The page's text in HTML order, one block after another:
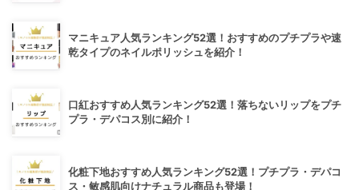
マニキュア人気ランキング52選！おすすめのプチプラや速
乾タイプのネイルポリッシュを紹介！
口紅おすすめ人気ランキング52選！落ちないリップをプチ
プラ・デパコス別に紹介！
化粧下地おすすめ人気ランキング52選！プチプラ・デパコ
ス・敏感肌向けナチュラル商品も登場！